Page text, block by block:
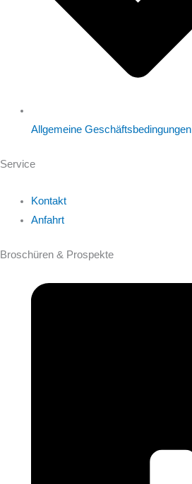
Allgemeine Geschäftsbedingungen
Service
Kontakt
Anfahrt
Broschüren & Prospekte